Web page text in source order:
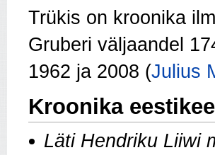
Trükis on kroonika
Gruberi väljaandel
1962 ja 2008 (Julius
Kroonika
Läti Hendriku Liiwi